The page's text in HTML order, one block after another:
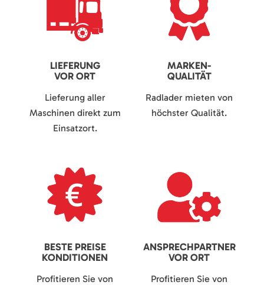
LIEFERUNG
VOR ORT
Lieferung aller
Maschinen direkt zum
Einsatzort.
MARKEN-
QUALITÄT
Radlader mieten von
höchster Qualität.
BESTE PREISE
KONDITIONEN
Profitieren Sie von
ANSPRECHPARTNER
VOR ORT
Profitieren Sie von